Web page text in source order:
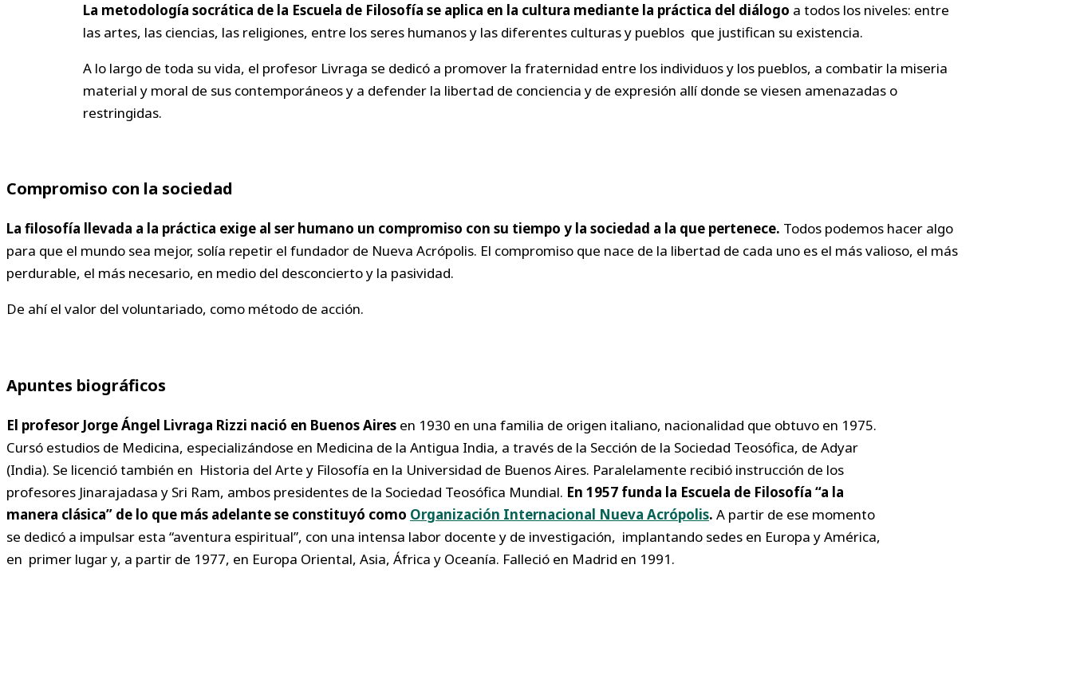
La metodología socrática de la Escuela de Filosofía se aplica en la cultura mediante la práctica del diálogo a todos los niveles: entre
las artes, las ciencias, las religiones, entre los seres humanos y las diferentes culturas y pueblos que justifican su existencia.
A lo largo de toda su vida, el profesor Livraga se dedicó a promover la fraternidad entre los individuos y los pueblos, a combatir la miseria
material y moral de sus contemporáneos y a defender la libertad de conciencia y de expresión allí donde se viesen amenazadas o
restringidas.
Compromiso con la sociedad
La filosofía llevada a la práctica exige al ser humano un compromiso con su tiempo y la sociedad a la que pertenece. Todos podemos hacer algo
para que el mundo sea mejor, solía repetir el fundador de Nueva Acrópolis. El compromiso que nace de la libertad de cada uno es el más valioso, el más
perdurable, el más necesario, en medio del desconcierto y la pasividad.
De ahí el valor del voluntariado, como método de acción.
Apuntes biográficos
El profesor Jorge Ángel Livraga Rizzi nació en Buenos Aires en 1930 en una familia de origen italiano, nacionalidad que obtuvo en 1975.
Cursó estudios de Medicina, especializándose en Medicina de la Antigua India, a través de la Sección de la Sociedad Teosófica, de Adyar
(India). Se licenció también en Historia del Arte y Filosofía en la Universidad de Buenos Aires. Paralelamente recibió instrucción de los
profesores Jinarajadasa y Sri Ram, ambos presidentes de la Sociedad Teosófica Mundial. En 1957 funda la Escuela de Filosofía “a la
manera clásica” de lo que más adelante se constituyó como Organización Internacional Nueva Acrópolis. A partir de ese momento
se dedicó a impulsar esta “aventura espiritual”, con una intensa labor docente y de investigación, implantando sedes en Europa y América,
en primer lugar y, a partir de 1977, en Europa Oriental, Asia, África y Oceanía. Falleció en Madrid en 1991.